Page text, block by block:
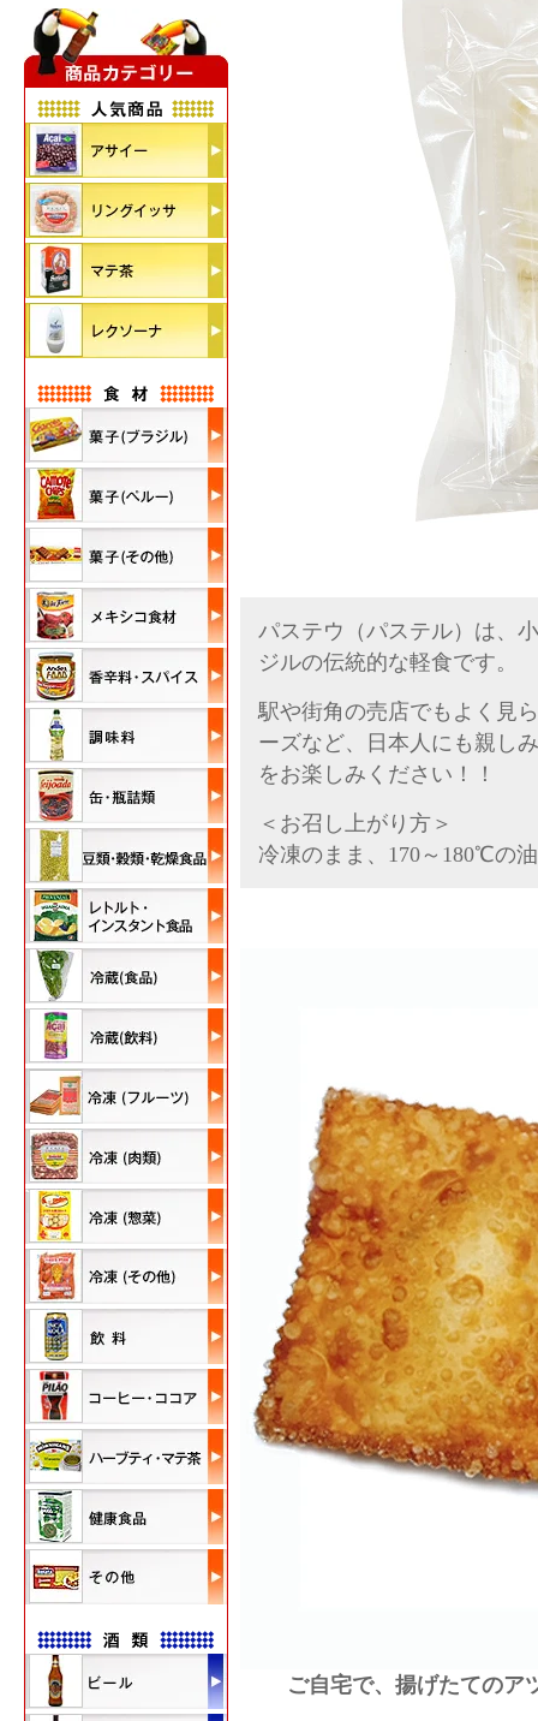
パステウ（パステル）は、
ジルの伝統的な軽食です。
駅や街角の売店でもよく見
ーズなど、日本人にも親し
をお楽しみください！！
＜お召し上がり方＞
冷凍のまま、170～180℃の
ご自宅で、揚げたての